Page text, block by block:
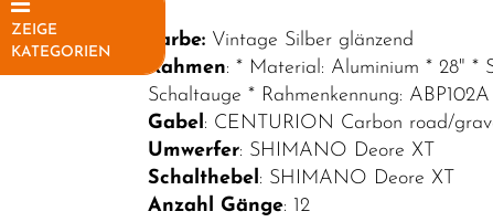
ZEIGE
KATEGORIEN
Elektrofahrräder
Farbe: Vintage Silber glänzend
Rahmen: * Material: Aluminium * 28" *
Schaltauge * Rahmenkennung: ABP102A
Gabel: CENTURION Carbon road/
Umwerfer: SHIMANO Deore XT
Schalthebel: SHIMANO Deore XT
Anzahl Gänge: 12